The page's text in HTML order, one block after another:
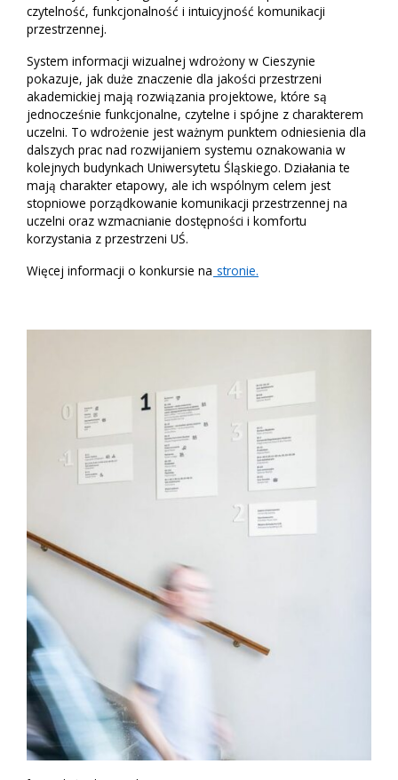
czytelność, funkcjonalność i intuicyjność komunikacji
przestrzennej.
System informacji wizualnej wdrożony w Cieszynie
pokazuje, jak duże znaczenie dla jakości przestrzeni
akademickiej mają rozwiązania projektowe, które są
jednocześnie funkcjonalne, czytelne i spójne z charakterem
uczelni. To wdrożenie jest ważnym punktem odniesienia dla
dalszych prac nad rozwijaniem systemu oznakowania w
kolejnych budynkach Uniwersytetu Śląskiego. Działania te
mają charakter etapowy, ale ich wspólnym celem jest
stopniowe porządkowanie komunikacji przestrzennej na
uczelni oraz wzmacnianie dostępności i komfortu
korzystania z przestrzeni UŚ.
Więcej informacji o konkursie na stronie.